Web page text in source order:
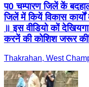
प0 चम्पारण जिलें कें
जिलें में कियें विकास
॥ इस वीडियो कों
करनें की कोशिश जरूर
Thakrahan, West